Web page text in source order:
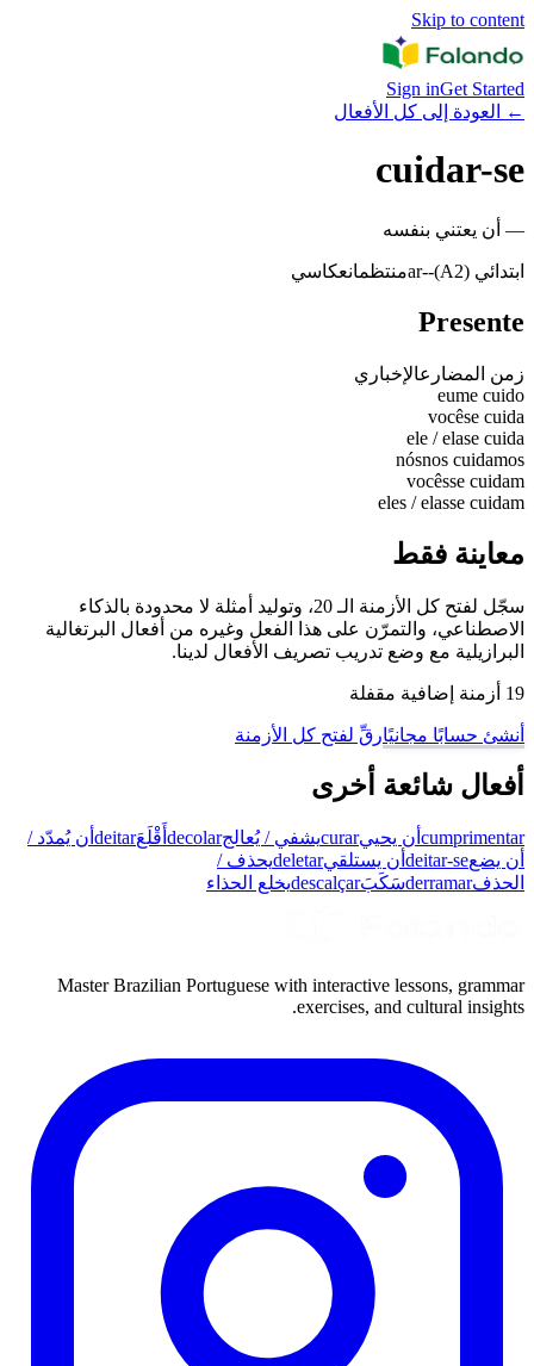
Skip to content
Sign inGet Started
←
العودة إلى كل الأفعال
cuidar-se
— أن يعتني بنفسه
ابتدائي (A2) -
-ar منتظمانعكاسي
Presente
زمن المضارعالإخباري
eume cuido
vocêse cuida
ele / elase cuida
nósnos cuidamos
vocêsse cuidam
eles / elasse cuidam
معاينة فقط
سجّل لفتح كل الأزمنة الـ 20، وتوليد أمثلة لا محدودة بالذكاء
الاصطناعي، والتمرّن على هذا الفعل وغيره من أفعال البرتغالية
البرازيلية مع وضع تدريب تصريف الأفعال لدينا.
19 أزمنة إضافية مقفلة
أنشئ حسابًا مجانيًارقِّ لفتح كل الأزمنة
أفعال شائعة أخرى
cumprimentar أن يحييcurarيشفي / يُعالجdecolar أَقْلَعَdeitar أن يُمدّد /
أن يضعdeitar-se أن يستلقيdeletarيحذف /
الحذفderramarسَكَبَdescalçarيخلع الحذاء
Master Brazilian Portuguese with interactive lessons, grammar
exercises, and cultural insights.